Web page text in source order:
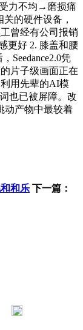
力不均→磨损痛
的硬件设备，
曾经有公司报销
更好 2. 膝盖和腰
Seedance2.0凭
片子级画面正在
用先辈的AI模
也已被屏障。改
动产物中最较着
和乐 下一篇：